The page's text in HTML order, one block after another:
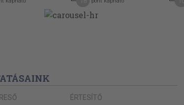
ÉRTESÍTŐ